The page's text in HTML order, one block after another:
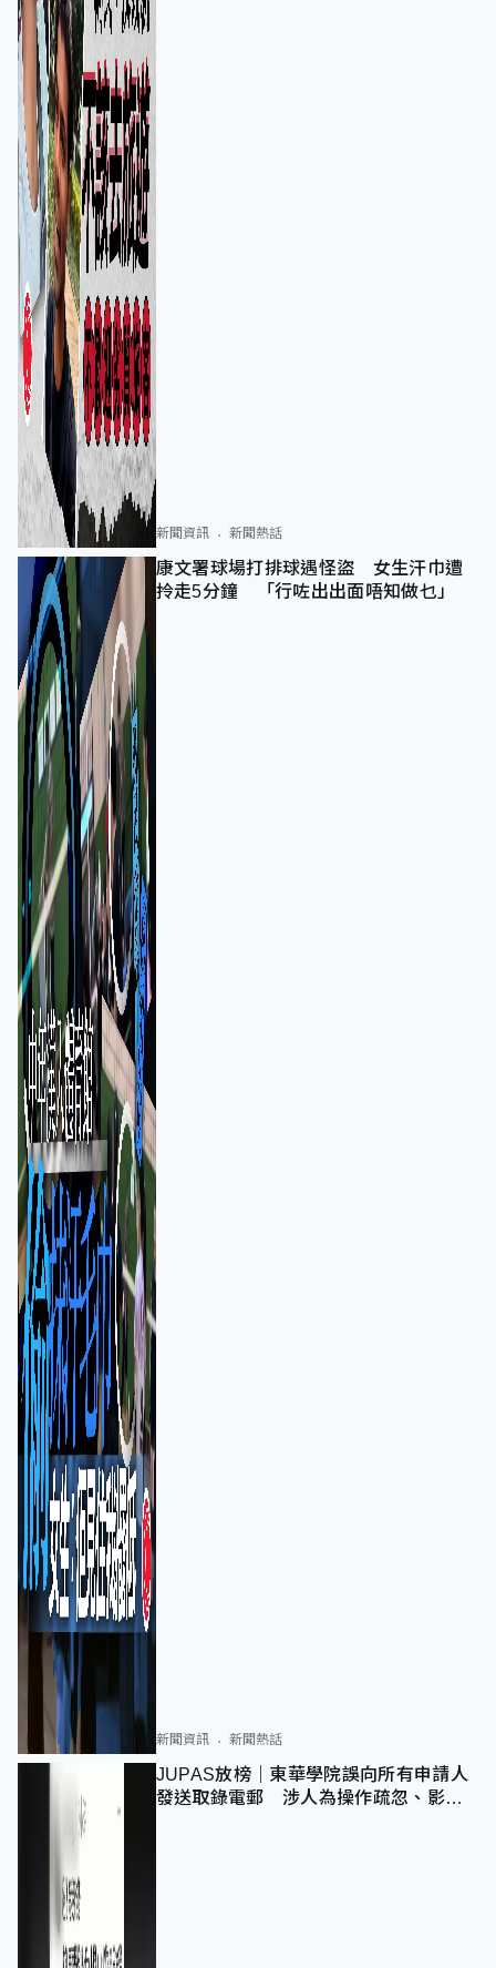
新聞資訊 新聞熱話
康文署球場打排球遇怪盜 女生汗巾遭
拎走5分鐘 「行咗出出面唔知做乜」
新聞資訊 新聞熱話
JUPAS放榜｜東華學院誤向所有申請人
發送取錄電郵 涉人為操作疏忽、影響